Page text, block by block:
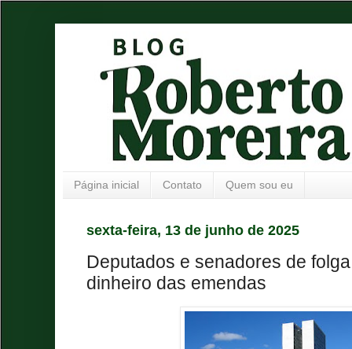
Página inicial Contato Quem sou eu
sexta-feira, 13 de junho de 2025
Deputados e senadores de
dinheiro das emendas